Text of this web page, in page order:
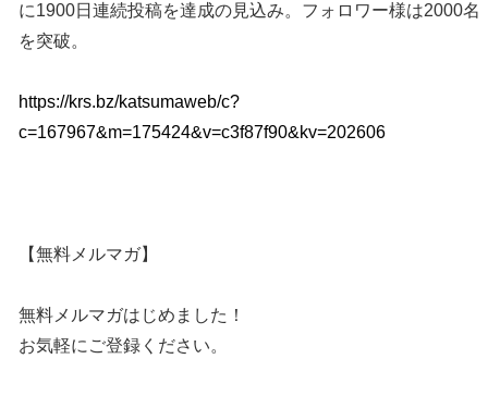
に1900日連続投稿を達成の見込み。フォロワー様は2000名
を突破。
https://krs.bz/katsumaweb/c?
c=167967&m=175424&v=c3f87f90&kv=202606
【無料メルマガ】
無料メルマガはじめました！
お気軽にご登録ください。